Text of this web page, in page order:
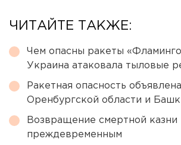
ЧИТАЙТЕ ТАКЖЕ:
Чем опасны ракеты
Украина атаковала тыловые
Ракетная опасность
Оренбургской области и
Возвращение смертной казни
преждевременным